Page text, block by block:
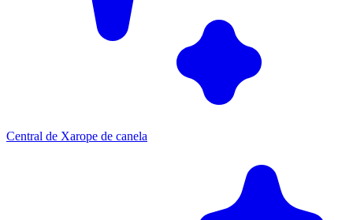
Central de Xarope de canela